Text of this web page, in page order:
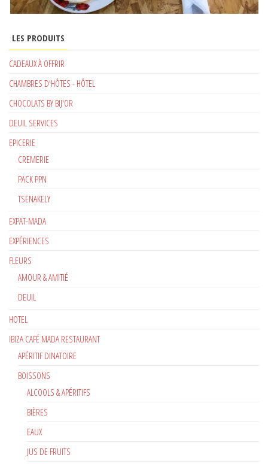
LES PRODUITS
CADEAUX À OFFRIR
CHAMBRES D'HÔTES - HÔTEL
CHOCOLATS BY BIJ'OR
DEUIL SERVICES
EPICERIE
CREMERIE
PACK PPN
TSENAKELY
EXPAT-MADA
EXPÉRIENCES
FLEURS
AMOUR & AMITIÉ
DEUIL
HOTEL
IBIZA CAFÉ MADA RESTAURANT
APÉRITIF DINATOIRE
BOISSONS
ALCOOLS & APÉRITIFS
BIÈRES
EAUX
JUS DE FRUITS